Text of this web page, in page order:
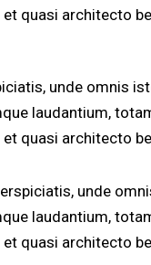
quasi architecto
unde omnis
laudantium,
quasi architecto
unde
laudantium,
quasi architecto